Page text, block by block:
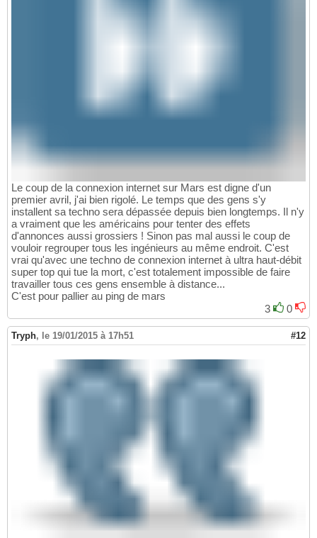
Le coup de la connexion internet sur Mars est digne d'un
premier avril, j'ai bien rigolé. Le temps que des gens s'y
installent sa techno sera dépassée depuis bien longtemps. Il n'y
a vraiment que les américains pour tenter des effets
d'annonces aussi grossiers ! Sinon pas mal aussi le coup de
vouloir regrouper tous les ingénieurs au même endroit. C'est
vrai qu'avec une techno de connexion internet à ultra haut-débit
super top qui tue la mort, c'est totalement impossible de faire
travailler tous ces gens ensemble à distance...
C'est pour pallier au ping de mars
3
0
Tryph, le 19/01/2015 à 17h51 #12